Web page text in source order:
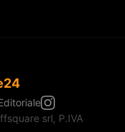
srl, P.IVA